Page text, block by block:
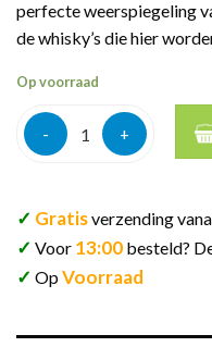
perfecte weerspiegeling
de whisky’s die hier
Op voorraad
The Glenallachie 2010
✓ Gratisverzending
✓ Voor 13:00 besteld?
✓ OpVoorraad